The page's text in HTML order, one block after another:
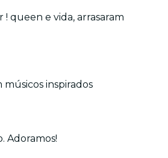
queen e vida, arrasaram
inspirados
Adoramos!